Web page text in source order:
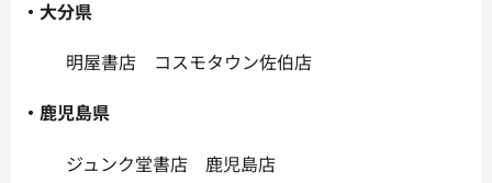
・大分県
明屋書店 コスモタウン佐伯店
・鹿児島県
ジュンク堂書店 鹿児島店